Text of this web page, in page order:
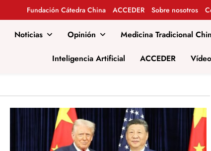
Fundación Cátedra China ACCEDER Sobre nosotros
Noticias Opinión Medicina Tradicional
Inteligencia Artificial ACCEDER